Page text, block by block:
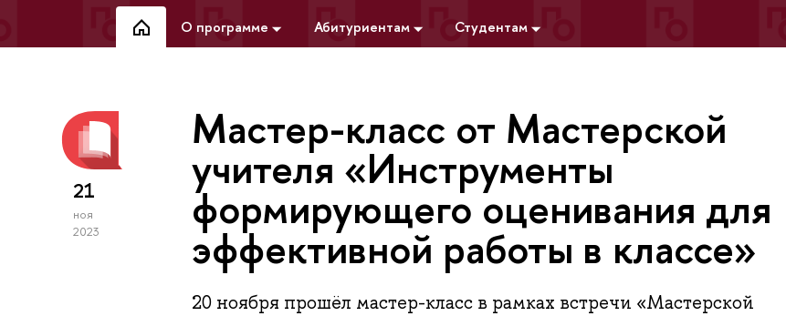
О программе Абитуриентам Студентам
21
ноя
2023
Мастер-класс от Мастерской
учителя «Инструменты
формирующего оценивания для
эффективной работы в классе»
20 ноября прошёл мастер-класс в рамках встречи «Мастерской